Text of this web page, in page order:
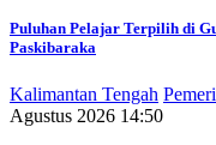
Puluhan Pelajar Terpilih di
Paskibaraka
Kalimantan Tengah
Agustus 2026 14:50